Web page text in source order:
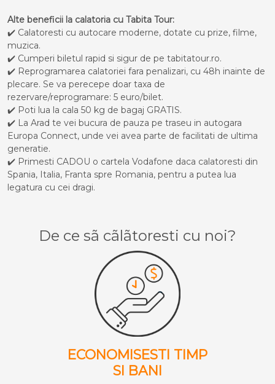
Alte beneficii la calatoria cu Tabita Tour:
✔️ Calatoresti cu autocare moderne, dotate cu prize, filme,
muzica.
✔️ Cumperi biletul rapid si sigur de pe tabitatour.ro.
✔️ Reprogramarea calatoriei fara penalizari, cu 48h inainte de
plecare. Se va perecepe doar taxa de
rezervare/reprogramare: 5 euro/bilet.
✔️ Poti lua la cala 50 kg de bagaj GRATIS.
✔️ La Arad te vei bucura de pauza pe traseu in autogara
Europa Connect, unde vei avea parte de facilitati de ultima
generatie.
✔️ Primesti CADOU o cartela Vodafone daca calatoresti din
Spania, Italia, Franta spre Romania, pentru a putea lua
legatura cu cei dragi.
De ce sã cãlãtoresti cu noi?
ECONOMISESTI TIMP
SI BANI